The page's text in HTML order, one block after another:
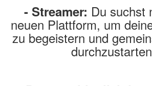
- Streamer: Du suchst
neuen Plattform, um
zu begeistern und